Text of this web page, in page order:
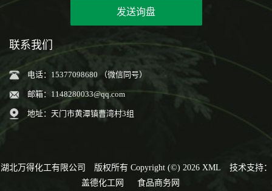
发送询盘
联系我们
电话：15377098680 （微信同号）
邮箱： 1148280033@qq.com
地址：天门市黄潭镇曹湾村3组
湖北万得化工有限公司 版权所有 Copyright (©) 2026 XML
技术支持：
盖德化工网
食品商务网